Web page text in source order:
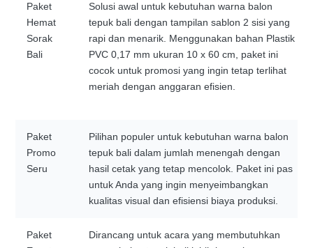
Paket
Hemat
Sorak
Bali
Solusi awal untuk kebutuhan warna balon
tepuk bali dengan tampilan sablon 2 sisi yang
rapi dan menarik. Menggunakan bahan Plastik
PVC 0,17 mm ukuran 10 x 60 cm, paket ini
cocok untuk promosi yang ingin tetap terlihat
meriah dengan anggaran efisien.
Paket
Promo
Seru
Pilihan populer untuk kebutuhan warna balon
tepuk bali dalam jumlah menengah dengan
hasil cetak yang tetap mencolok. Paket ini pas
untuk Anda yang ingin menyeimbangkan
kualitas visual dan efisiensi biaya produksi.
Paket
Dirancang untuk acara yang membutuhkan